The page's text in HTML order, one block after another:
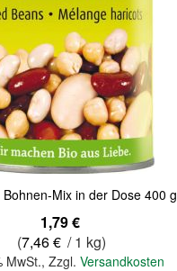
Bohnen-Mix in der Dose 400 g
1,79 €
(7,46 € / 1 kg)
MwSt., Zzgl. Versandkosten